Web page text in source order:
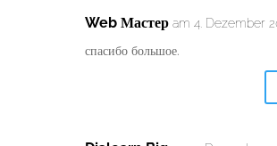
Web Мастер am 4. Dezember
спасибо большое.